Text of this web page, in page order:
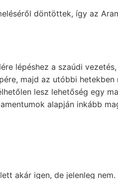
döntöttek, így az
lépéshez a szaúdi
majd az utóbbi hetekben
lesz lehetőség egy
alapján inkább
akár igen, de jelenleg nem.